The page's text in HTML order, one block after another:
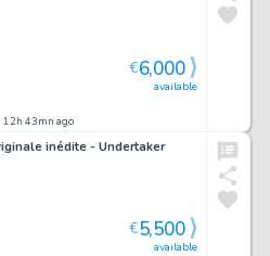
12h 43mn ago
available
€6,000
inédite - Undertaker
available
€5,500